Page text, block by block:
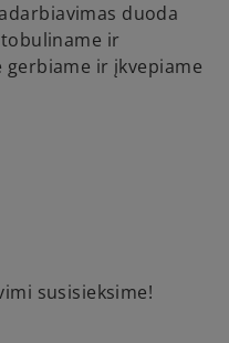
duoda
ir
ir įkvepiame
susisieksime!